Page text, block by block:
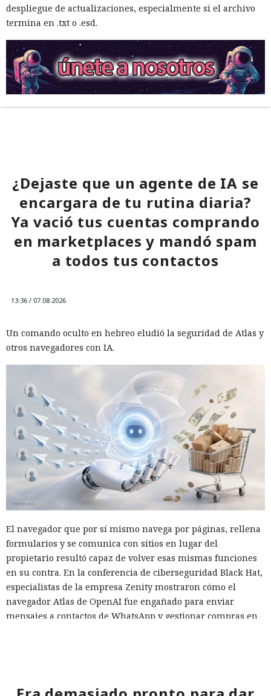
despliegue de actualizaciones, especialmente si el archivo
termina en .txt o .esd.
¿Dejaste que un agente de IA se
encargara de tu rutina diaria?
Ya vació tus cuentas comprando
en marketplaces y mandó spam
a todos tus contactos
13:36 / 07.08.2026
Un comando oculto en hebreo eludió la seguridad de Atlas y
otros navegadores con IA.
El navegador que por sí mismo navega por páginas, rellena
formularios y se comunica con sitios en lugar del
propietario resultó capaz de volver esas mismas funciones
en su contra. En la conferencia de ciberseguridad Black Hat,
especialistas de la empresa Zenity mostraron cómo el
navegador Atlas de OpenAI fue engañado para enviar
mensajes a contactos de WhatsApp y gestionar compras en